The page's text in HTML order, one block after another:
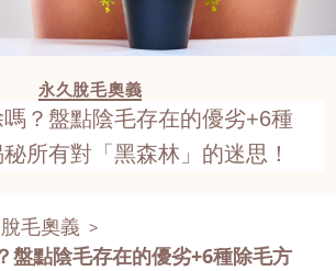
永久脫毛奧義
？盤點陰毛存在的優劣+6種
所有對「黑森林」的迷思！
毛奧義 >
盤點陰毛存在的優劣+6種除毛方